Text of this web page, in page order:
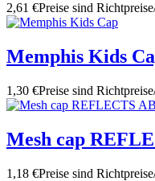
2,61 €Preise sind
Memphis Kids
1,30 €Preise sind
Mesh cap
1,18 €Preise sind